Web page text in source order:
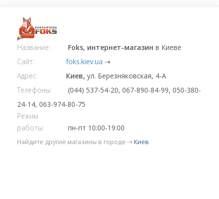
Название: Foks, интернет-магазин в Киеве
Сайт:
foks.kiev.ua ⇢
Адрес:
Киев, ул. Березняковская, 4-А
Телефоны:
(044) 537-54-20, 067-890-84-99, 050-380-
24-14, 063-974-80-75
Режим
работы:
пн-пт 10:00-19:00
Найдите другие магазины в городе ⇢ Киев